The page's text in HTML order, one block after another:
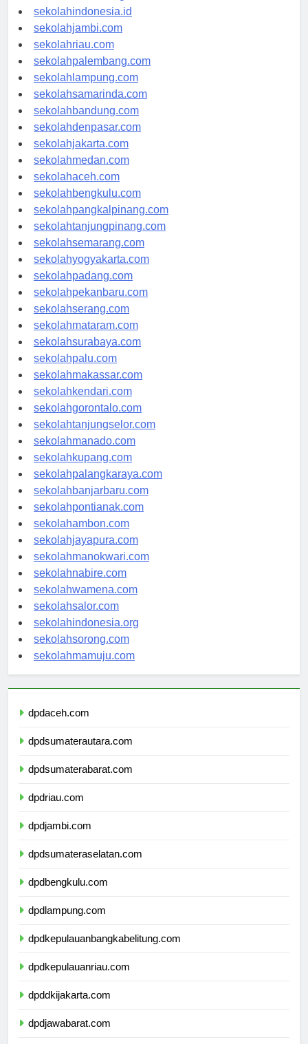
rsud-indonesia.org
sekolahindonesia.id
sekolahjambi.com
sekolahriau.com
sekolahpalembang.com
sekolahlampung.com
sekolahsamarinda.com
sekolahbandung.com
sekolahdenpasar.com
sekolahjakarta.com
sekolahmedan.com
sekolahaceh.com
sekolahbengkulu.com
sekolahpangkalpinang.com
sekolahtanjungpinang.com
sekolahsemarang.com
sekolahyogyakarta.com
sekolahpadang.com
sekolahpekanbaru.com
sekolahserang.com
sekolahmataram.com
sekolahsurabaya.com
sekolahpalu.com
sekolahmakassar.com
sekolahkendari.com
sekolahgorontalo.com
sekolahtanjungselor.com
sekolahmanado.com
sekolahkupang.com
sekolahpalangkaraya.com
sekolahbanjarbaru.com
sekolahpontianak.com
sekolahambon.com
sekolahjayapura.com
sekolahmanokwari.com
sekolahnabire.com
sekolahwamena.com
sekolahsalor.com
sekolahindonesia.org
sekolahsorong.com